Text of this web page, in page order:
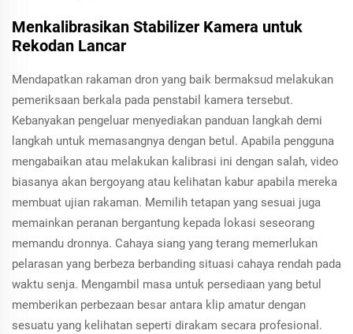
Menkalibrasikan Stabilizer Kamera untuk
Rekodan Lancar
Mendapatkan rakaman dron yang baik bermaksud melakukan
pemeriksaan berkala pada penstabil kamera tersebut.
Kebanyakan pengeluar menyediakan panduan langkah demi
langkah untuk memasangnya dengan betul. Apabila pengguna
mengabaikan atau melakukan kalibrasi ini dengan salah, video
biasanya akan bergoyang atau kelihatan kabur apabila mereka
membuat ujian rakaman. Memilih tetapan yang sesuai juga
memainkan peranan bergantung kepada lokasi seseorang
memandu dronnya. Cahaya siang yang terang memerlukan
pelarasan yang berbeza berbanding situasi cahaya rendah pada
waktu senja. Mengambil masa untuk persediaan yang betul
memberikan perbezaan besar antara klip amatur dengan
sesuatu yang kelihatan seperti dirakam secara profesional.